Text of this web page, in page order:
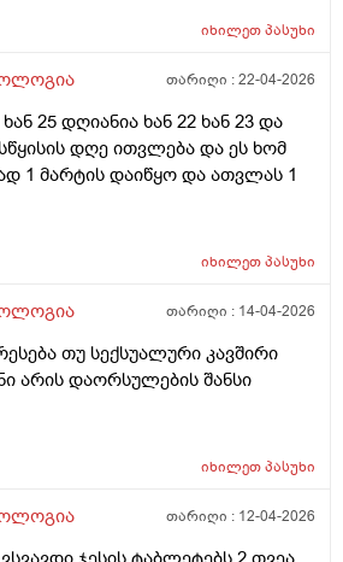
იხილეთპასუხი
თარიღი :22-04-2026
25 დღიანია ხან 22 ხან 23 და
დღე ითვლება და ეს ხომ
1 მარტის დაიწყო და ათვლას 1
იხილეთპასუხი
თარიღი : 14-04-2026
თუ სექსუალური კავშირი
არის დაორსულების შანსი
იხილეთპასუხი
თარიღი : 12-04-2026